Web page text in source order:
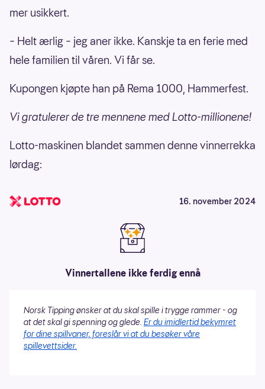
mer usikkert.
– Helt ærlig – jeg aner ikke. Kanskje ta en ferie med
hele familien til våren. Vi får se.
Kupongen kjøpte han på Rema 1000, Hammerfest.
Vi gratulerer de tre mennene med Lotto-millionene!
Lotto-maskinen blandet sammen denne vinnerrekka
lørdag:
16. november 2024
Vinnertallene ikke ferdig ennå
Norsk Tipping ønsker at du skal spille i trygge rammer - og
at det skal gi spenning og glede. Er du imidlertid bekymret
for dine spillvaner, foreslår vi at du besøker våre
spillevettsider.